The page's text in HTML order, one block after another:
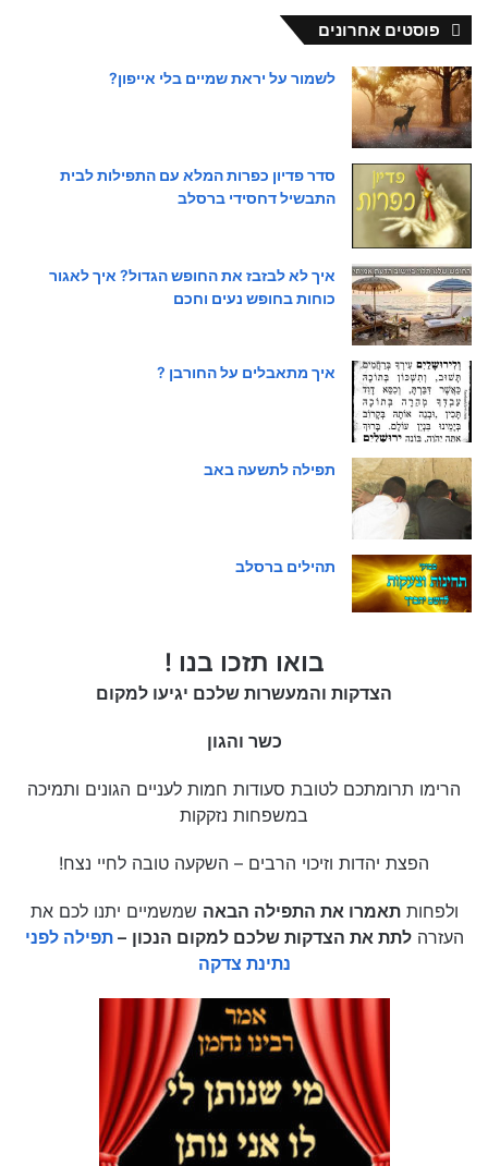
פוסטים אחרונים
לשמור על יראת שמיים בלי אייפון?
סדר פדיון כפרות המלא עם התפילות לבית
התבשיל דחסידי ברסלב
איך לא לבזבז את החופש הגדול? איך לאגור
כוחות בחופש נעים וחכם
איך מתאבלים על החורבן ?
תפילה לתשעה באב
תהילים ברסלב
בואו תזכו בנו !
הצדקות והמעשרות שלכם יגיעו למקום
כשר והגון
הרימו תרומתכם לטובת סעודות חמות לעניים הגונים ותמיכה
במשפחות נזקקות
הפצת יהדות וזיכוי הרבים – השקעה טובה לחיי נצח!
ולפחותתאמרו את התפילה הבאה שמשמיים יתנו לכם את
העזרהלתת את הצדקות שלכם למקום הנכון –תפילה לפני
נתינת צדקה